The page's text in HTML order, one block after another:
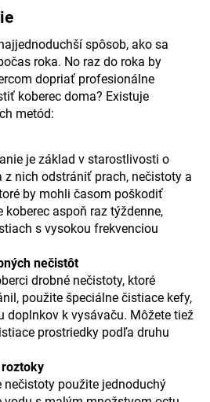
spôsob, ako sa
roka. No raz do roka by
dopriať profesionálne
koberec doma? Existuje
metód:
je základ v starostlivosti o
z nich odstrániť prach, nečistoty a
by mohli časom poškodiť
koberec aspoň raz týždenne,
s vysokou frekvenciou
nečistôt
drobné nečistoty, ktoré
použite špeciálne čistiace kefy,
doplnkov k vysávaču. Môžete tiež
prostriedky podľa druhu
nečistoty použite jednoduchý